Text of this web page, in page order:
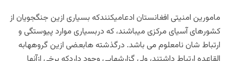
مامورین امنیتی افغانستان ادعامیکنندکه بسیاری ازین جنگجویان از
کشورهای آسیای مرکزی میباشند، که دربسیاری موارد پیوستگی و
ارتباط شان نامعلوم می باشد. درگذشته هابعضی ازین گروههابه